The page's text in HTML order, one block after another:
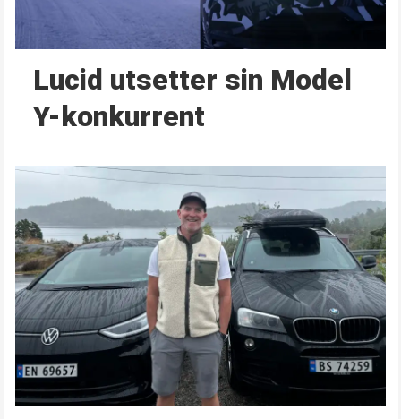
Lucid utsetter sin Model
Y-konkurrent